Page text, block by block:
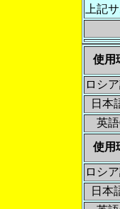
上記
使用
ロシ
日本
英
使用
ロシ
日本